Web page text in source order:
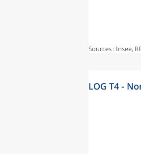
Sources : Insee,
LOG T4 -